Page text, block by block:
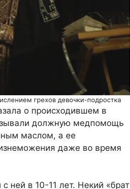
грехов девочки-подростка
о происходившем в
должную медпомощь
маслом, а ее
даже во время
ней в 10-11 лет. Некий «брат